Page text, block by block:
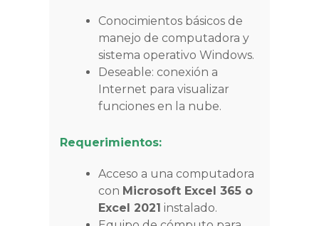
Conocimientos básicos de
manejo de computadora y
sistema operativo Windows.
Deseable: conexión a
Internet para visualizar
funciones en la nube.
Requerimientos:
Acceso a una computadora
con Microsoft Excel 365 o
Excel 2021 instalado.